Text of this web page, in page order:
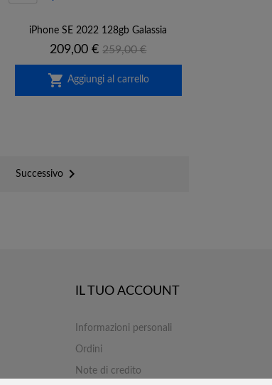
iPhone SE 2022 128gb Galassia
Prezzo
209,00 € Prezzo
base
259,00 €
 Aggiungi al carrello
Successivo
IL TUO ACCOUNT
Informazioni personali
Ordini
Note di credito